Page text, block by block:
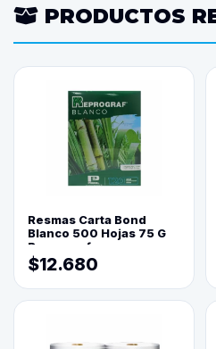
PRODUCTOS
Resmas Carta Bond
Blanco 500 Hojas 75 G
Reprograf.
$12.680